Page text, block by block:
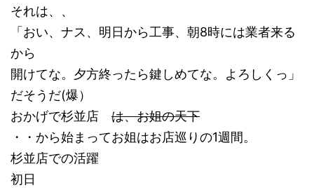
それは、、
「おい、ナス、明日から工事、朝8時には業者来る
から
開けてな。夕方終ったら鍵しめてな。よろしくっ」
だそうだ(爆）
おかげで杉並店 は、お姐の天下
・・から始まってお姐はお店巡りの1週間。
杉並店での活躍
初日